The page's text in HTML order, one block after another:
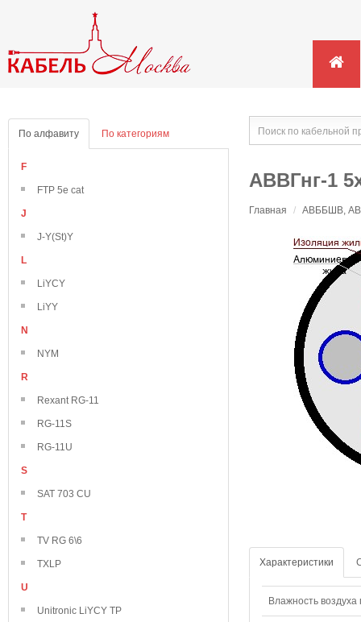
По алфавиту По категориям
F
FTP 5e cat
J
J-Y(St)Y
L
LiYCY
LiYY
N
NYM
R
Rexant RG-11
RG-11S
RG-11U
S
SAT 703 CU
T
TV RG 6\6
TXLP
U
Unitronic LiYCY TP
АВВГнг-1
Главная / АВББШВ,
Характеристики
Влажность воздуха